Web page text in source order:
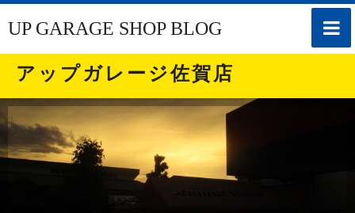
toggle
UP GARAGE SHOP BLOG
アップガレージ佐賀店